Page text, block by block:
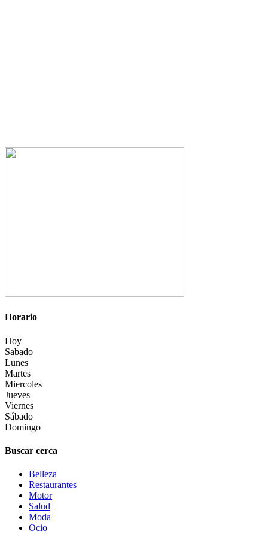
Horario
Hoy
Sabado
Lunes
Martes
Miercoles
Jueves
Viernes
Sábado
Domingo
Buscar cerca
Belleza
Restaurantes
Motor
Salud
Moda
Ocio